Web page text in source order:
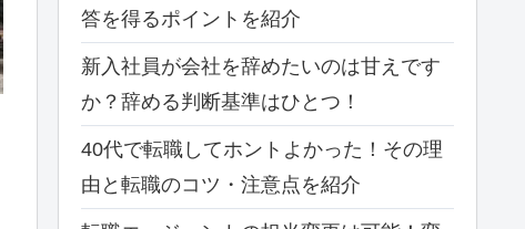
答を得るポイントを紹介
新入社員が会社を辞めたいのは甘えです
か？辞める判断基準はひとつ！
40代で転職してホントよかった！その理
由と転職のコツ・注意点を紹介